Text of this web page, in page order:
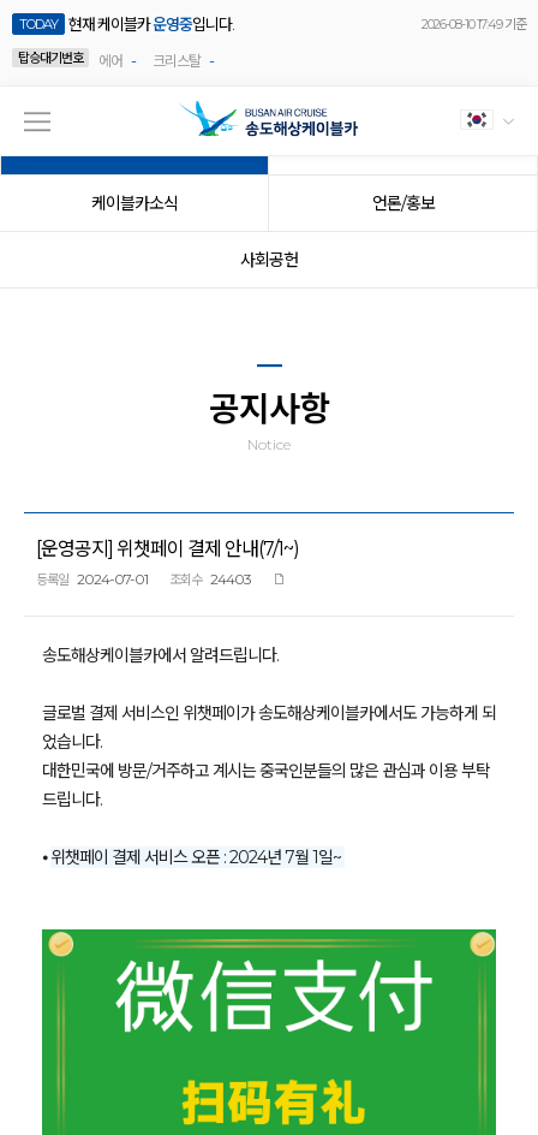
TODAY 현재 케이블카운영중입니다.
2026-08-10 17:49 기준
탑승대기번호
에어 - 크리스탈 -
케이블카소식 언론/홍보
사회공헌
공지사항
Notice
[운영공지] 위챗페이 결제 안내(7/1~)
등록일 2024-07-01 조회수 24403
송도해상케이블카에서 알려드립니다.
글로벌 결제 서비스인 위챗페이가 송도해상케이블카에서도 가능하게 되
었습니다.
대한민국에 방문/거주하고 계시는 중국인분들의 많은 관심과 이용 부탁
드립니다.
⦁위챗페이 결제 서비스 오픈 : 2024년 7월 1일~